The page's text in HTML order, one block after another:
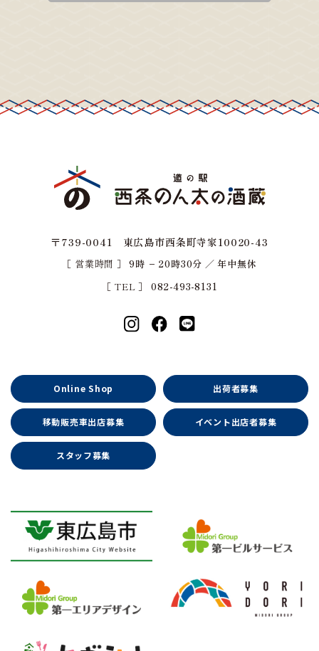
〒739-0041 東広島市西条町寺家10020-43
［ 営業時間 ］
9時 − 20時30分 ／ 年中無休
［ TEL ］
082-493-8131
Online Shop 出荷者募集
移動販売車出店募集 イベント出店者募集
スタッフ募集